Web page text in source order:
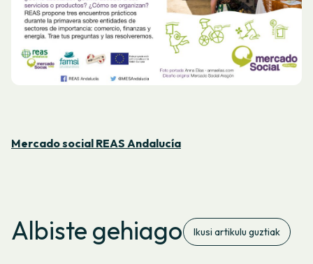
Mercado social REAS Andalucía
Albiste gehiago Ikusi artikulu guztiak